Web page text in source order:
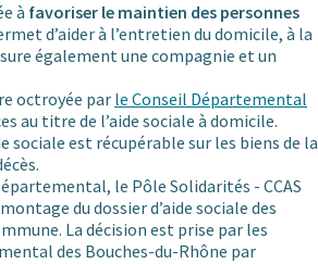
à favoriser le maintien des personnes
d’aider à l’entretien du domicile, à la
également une compagnie et un
octroyée par le Conseil Départemental
au titre de l’aide sociale à domicile.
sociale est récupérable sur les biens de la
le Pôle Solidarités - CCAS
du dossier d’aide sociale des
La décision est prise par les
des Bouches-du-Rhône par